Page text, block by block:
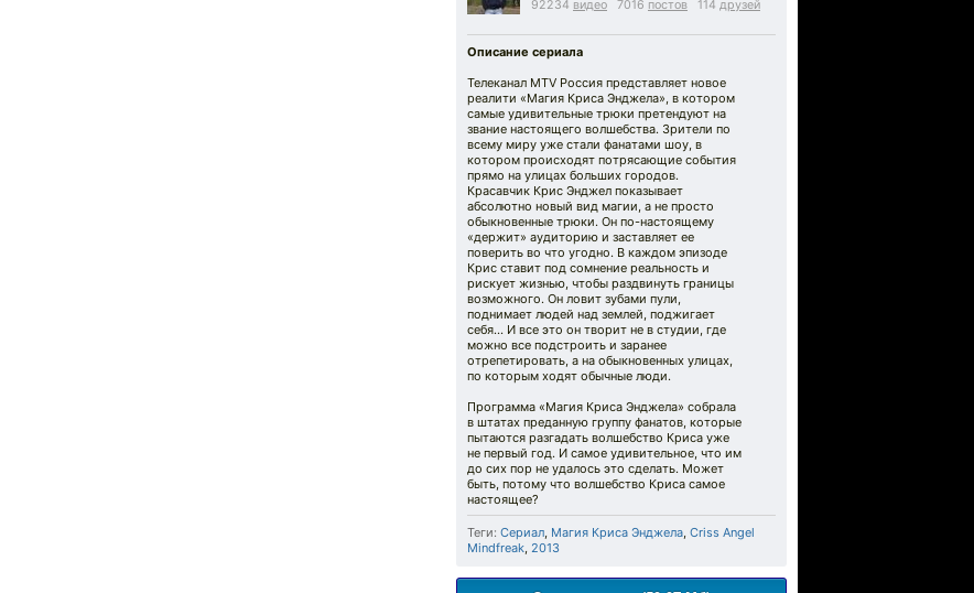
92234 видео 7016 постов 114 друзей
Описание сериала
Телеканал MTV Россия представляет новое
реалити «Магия Криса Энджела», в котором
самые удивительные трюки претендуют на
звание настоящего волшебства. Зрители по
всему миру уже стали фанатами шоу, в
котором происходят потрясающие события
прямо на улицах больших городов.
Красавчик Крис Энджел показывает
абсолютно новый вид магии, а не просто
обыкновенные трюки. Он по-настоящему
«держит» аудиторию и заставляет ее
поверить во что угодно. В каждом эпизоде
Крис ставит под сомнение реальность и
рискует жизнью, чтобы раздвинуть границы
возможного. Он ловит зубами пули,
поднимает людей над землей, поджигает
себя… И все это он творит не в студии, где
можно все подстроить и заранее
отрепетировать, а на обыкновенных улицах,
по которым ходят обычные люди.
Программа «Магия Криса Энджела» собрала
в штатах преданную группу фанатов, которые
пытаются разгадать волшебство Криса уже
не первый год. И самое удивительное, что им
до сих пор не удалось это сделать. Может
быть, потому что волшебство Криса самое
настоящее?
Теги: Сериал, Магия Криса Энджела, Criss Angel
Mindfreak, 2013